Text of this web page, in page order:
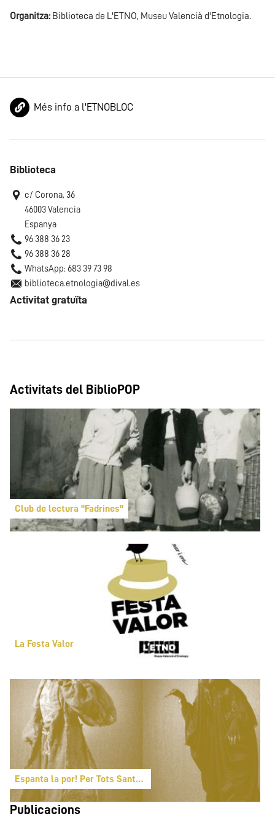
Organitza: Biblioteca de L'ETNO, Museu Valencià d'Etnologia.
Més info a l'ETNOBLOC
Biblioteca
c/ Corona, 36
46003 Valencia
Espanya
96 388 36 23
96 388 36 28
WhatsApp: 683 39 73 98
biblioteca.etnologia@dival.es
Activitat gratuïta
Activitats del BiblioPOP
Club de lectura "Fadrines"
La Festa Valor
Espanta la por! Per Tots Sants monstres valencians
Publicacions